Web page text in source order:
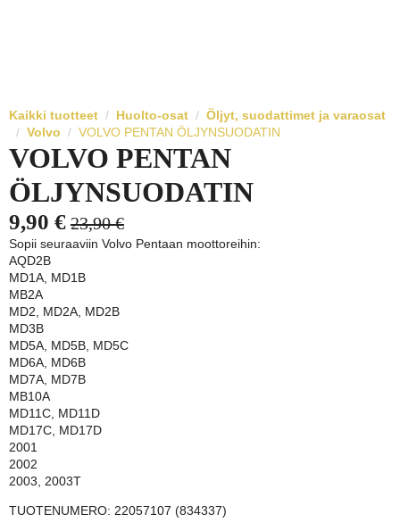
Kaikki tuotteet Huolto-osat
Öljyt, suodattimet ja varaosat
Volvo
VOLVO PENTAN ÖLJYNSUODATIN
VOLVO PENTAN
ÖLJYNSUODATIN
23,90€
Alkuperäinen
hinta
oli:
23,90 €.
9,90 €
Nykyinen
hinta
on:
9,90 €.
Sopii seuraaviin Volvo Pentaan moottoreihin:
AQD2B
MD1A, MD1B
MB2A
MD2, MD2A, MD2B
MD3B
MD5A, MD5B, MD5C
MD6A, MD6B
MD7A, MD7B
MB10A
MD11C, MD11D
MD17C, MD17D
2001
2002
2003, 2003T
TUOTENUMERO: 22057107 (834337)